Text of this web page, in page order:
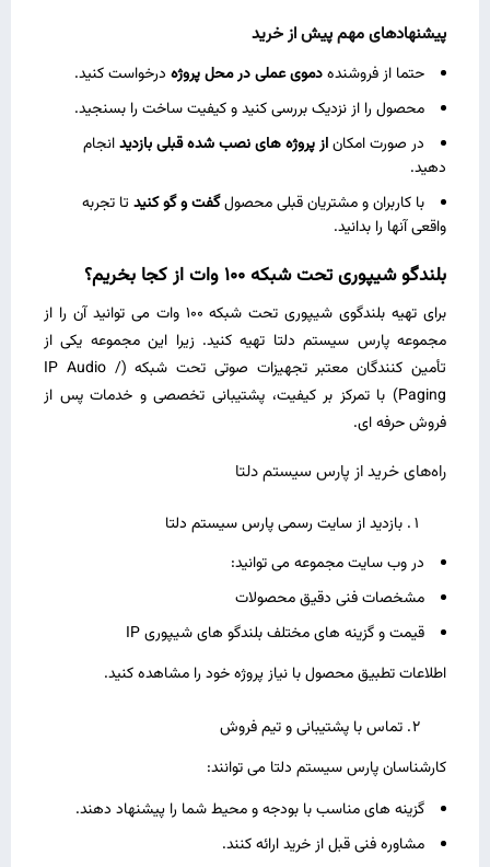
پیشنهادهای مهم پیش از خرید
حتما از فروشندهدموی عملی در محل پروژه درخواست کنید.
محصول را از نزدیک بررسی کنید و کیفیت ساخت را بسنجید.
در صورت امکاناز پروژه‌ های نصب ‌شده قبلی بازدیدانجام
دهید.
با کاربران و مشتریان قبلی محصولگفت ‌و گو کنید تا تجربه
واقعی آنها را بدانید.
بلندگو شیپوری تحت شبکه 100 وات از کجا بخریم؟
برای تهیه بلندگوی شیپوری تحت شبکه 100 وات می ‌توانید آن را از
مجموعه پارس سیستم دلتا تهیه کنید. زیرا این مجموعه یکی از
تأمین‌ کنندگان معتبر تجهیزات صوتی تحت شبکه (IP Audio /
Paging) با تمرکز بر کیفیت، پشتیبانی تخصصی و خدمات پس از
فروش حرفه ‌ای.
راه‌های خرید از پارس سیستم دلتا
بازدید از سایت رسمی پارس سیستم دلتا
در وب‌ سایت مجموعه می ‌توانید:
مشخصات فنی دقیق محصولات
قیمت و گزینه‌ های مختلف بلندگو های شیپوری IP
اطلاعات تطبیق محصول با نیاز پروژه خود را مشاهده کنید.
تماس با پشتیبانی و تیم فروش
کارشناسان پارس سیستم دلتا می‌ توانند:
گزینه‌ های مناسب با بودجه و محیط شما را پیشنهاد دهند.
مشاوره فنی قبل از خرید ارائه کنند.